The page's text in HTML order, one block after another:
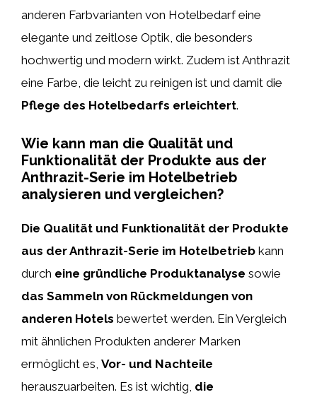
anderen Farbvarianten von Hotelbedarf eine
elegante und zeitlose Optik, die besonders
hochwertig und modern wirkt. Zudem ist Anthrazit
eine Farbe, die leicht zu reinigen ist und damit die
Pflege des Hotelbedarfs erleichtert.
Wie kann man die Qualität und
Funktionalität der Produkte aus der
Anthrazit-Serie im Hotelbetrieb
analysieren und vergleichen?
Die Qualität und Funktionalität der Produkte
aus der Anthrazit-Serie im Hotelbetrieb kann
durch eine gründliche Produktanalyse sowie
das Sammeln von Rückmeldungen von
anderen Hotels bewertet werden. Ein Vergleich
mit ähnlichen Produkten anderer Marken
ermöglicht es, Vor- und Nachteile
herauszuarbeiten. Es ist wichtig, die